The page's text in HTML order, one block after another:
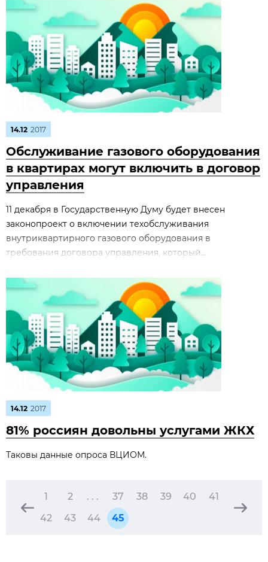
14.12 2017
Обслуживание газового оборудования
в квартирах могут включить в договор
управления
11 декабря в Государственную Думу будет внесен
законопроект о включении техобслуживания
внутриквартирного газового оборудования в
требования договора управления, который...
14.12 2017
81% россиян довольны услугами ЖКХ
Таковы данные опроса ВЦИОМ.
1 2 . . . 37 38 39 40
41
42
43 44 45